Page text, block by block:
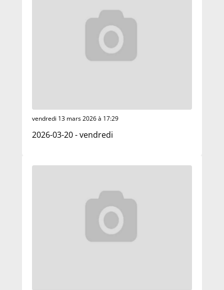
vendredi 13 mars 2026 à 17:29
2026-03-20 - vendredi